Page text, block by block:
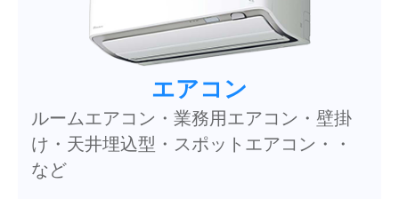
エアコン
ルームエアコン・業務用エアコン・壁掛
け・天井埋込型・スポットエアコン・・
など